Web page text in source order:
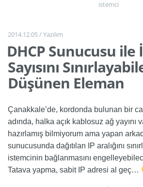
istemci
2014.12.05/Yazılım
DHCP Sunucusu ile
Sayısını
Düşünen Eleman
Çanakkale’de, kordonda bulunan bir
adında, halka açık kablosuz ağ yayını
hazırlamış bilmiyorum ama yapan
sunucusunda dağıtılan IP aralığını
istemcinin bağlanmasını
Tatava yapma, sabit IP adresi al geç…